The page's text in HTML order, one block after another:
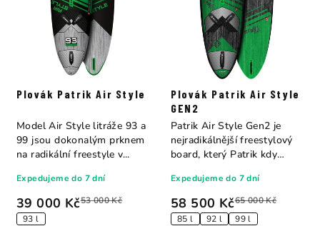
Plovák Patrik Air Style
39 000 Kč53 000 Kč
93 l
Expedujeme do 7 dní
Model Air Style litráže 93 a
99 jsou dokonalým prknem
na radikální freestyle v...
Plovák Patrik Air Style
GEN2
58 500 Kč65 000 Kč
85 l 92 l 99 l
Expedujeme do 7 dní
Patrik Air Style Gen2 je
nejradikálnější freestylový
board, který Patrik kdy